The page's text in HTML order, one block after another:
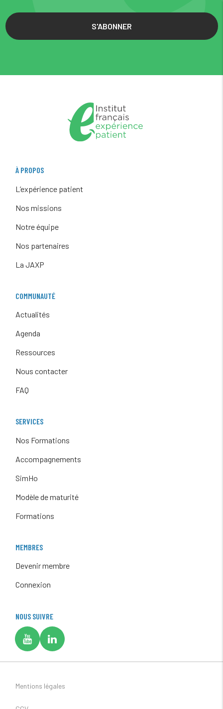
S'ABONNER
À PROPOS
L’expérience patient
Nos missions
Notre équipe
Nos partenaires
La JAXP
COMMUNAUTÉ
Actualités
Agenda
Ressources
Nous contacter
FAQ
SERVICES
Nos Formations
Accompagnements
SimHo
Modèle de maturité
Formations
MEMBRES
Devenir membre
Connexion
NOUS SUIVRE
Mentions légales